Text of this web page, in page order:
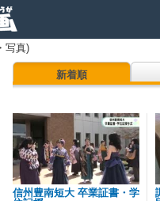
写真)
新着順
信州豊南短大 卒業証書・学